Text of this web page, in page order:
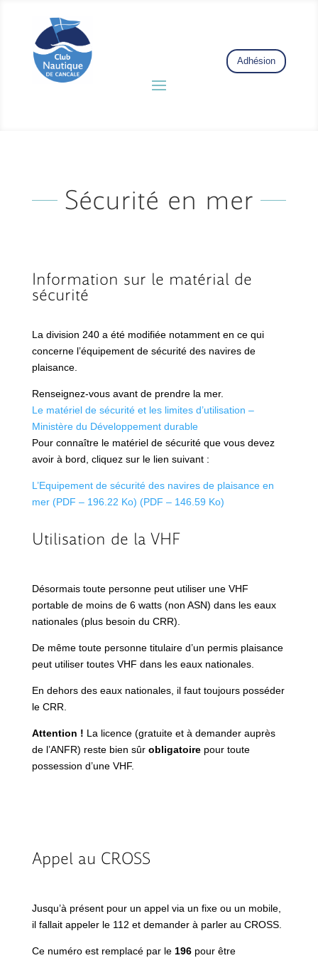
Adhésion
Sécurité en mer
Information sur le matérial de
sécurité
La division 240 a été modifiée notamment en ce qui
concerne l’équipement de sécurité des navires de
plaisance.
Renseignez-vous avant de prendre la mer.
Le matériel de sécurité et les limites d’utilisation –
Ministère du Développement durable
Pour connaître le matériel de sécurité que vous devez
avoir à bord, cliquez sur le lien suivant :
L’Equipement de sécurité des navires de plaisance en
mer (PDF – 196.22 Ko) (PDF – 146.59 Ko)
Utilisation de la VHF
Désormais toute personne peut utiliser une VHF
portable de moins de 6 watts (non ASN) dans les eaux
nationales (plus besoin du CRR).
De même toute personne titulaire d’un permis plaisance
peut utiliser toutes VHF dans les eaux nationales.
En dehors des eaux nationales, il faut toujours posséder
le CRR.
Attention ! La licence (gratuite et à demander auprès
de l’ANFR) reste bien sûr obligatoirepour toute
possession d’une VHF.
Appel au CROSS
Jusqu’à présent pour un appel via un fixe ou un mobile,
il fallait appeler le 112 et demander à parler au CROSS.
Ce numéro est remplacé par le 196pour être